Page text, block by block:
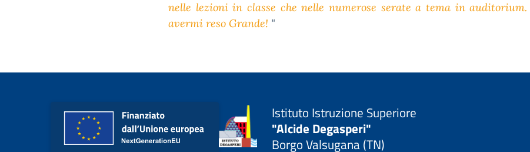
nelle lezioni in classe che nelle numerose serate a tema in
avermi reso Grande! "
Istituto Istruzione Superiore
"Alcide Degasperi"
Borgo Valsugana (TN)